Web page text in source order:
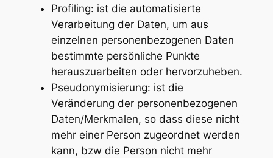
Profiling: ist die automatisierte
Verarbeitung der Daten, um aus
einzelnen personenbezogenen Daten
bestimmte persönliche Punkte
herauszuarbeiten oder hervorzuheben.
Pseudonymisierung: ist die
Veränderung der personenbezogenen
Daten/Merkmalen, so dass diese nicht
mehr einer Person zugeordnet werden
kann, bzw die Person nicht mehr